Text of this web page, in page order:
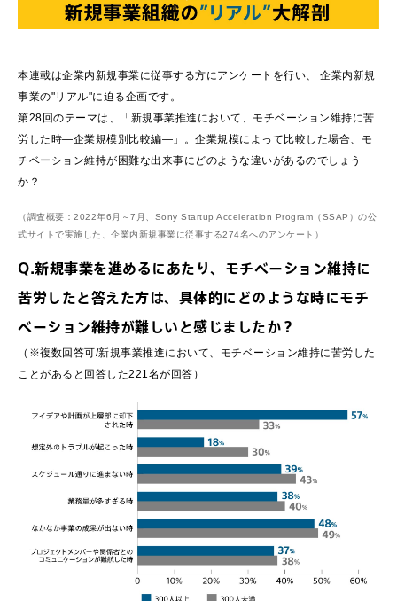
本連載は企業内新規事業に従事する方にアンケートを行い、 企業内新規
事業の"リアル"に迫る企画です。
第28回のテーマは、「新規事業推進において、モチベーション維持に苦
労した時―企業規模別比較編―」。企業規模によって比較した場合、モ
チベーション維持が困難な出来事にどのような違いがあるのでしょう
か？
（調査概要：2022年6月～7月、Sony Startup Acceleration Program（SSAP）の公
式サイトで実施した、企業内新規事業に従事する274名へのアンケート）
Q.新規事業を進めるにあたり、モチベーション維持に
苦労したと答えた方は、具体的にどのような時にモチ
ベーション維持が難しいと感じましたか？
（※複数回答可/新規事業推進において、モチベーション維持に苦労した
ことがあると回答した221名が回答）